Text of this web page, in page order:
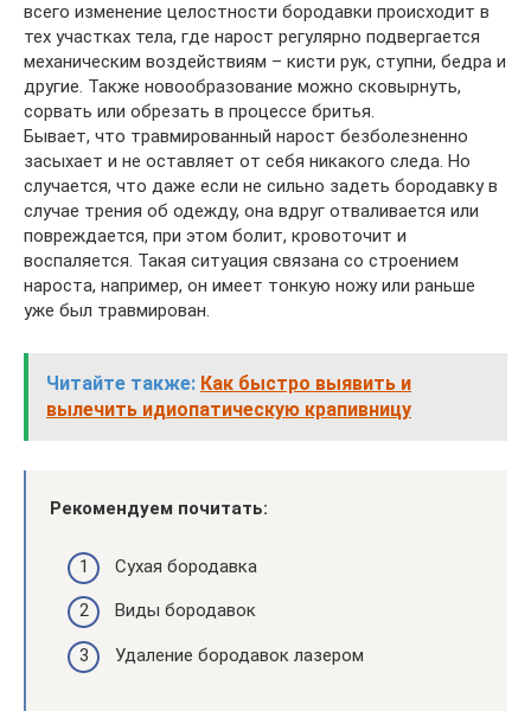
всего изменение целостности бородавки происходит в
тех участках тела, где нарост регулярно подвергается
механическим воздействиям – кисти рук, ступни, бедра и
другие. Также новообразование можно сковырнуть,
сорвать или обрезать в процессе бритья.
Бывает, что травмированный нарост безболезненно
засыхает и не оставляет от себя никакого следа. Но
случается, что даже если не сильно задеть бородавку в
случае трения об одежду, она вдруг отваливается или
повреждается, при этом болит, кровоточит и
воспаляется. Такая ситуация связана со строением
нароста, например, он имеет тонкую ножу или раньше
уже был травмирован.
Читайте также: Как быстро выявить и
вылечить идиопатическую крапивницу
Рекомендуем почитать:
Сухая бородавка
Виды бородавок
Удаление бородавок лазером